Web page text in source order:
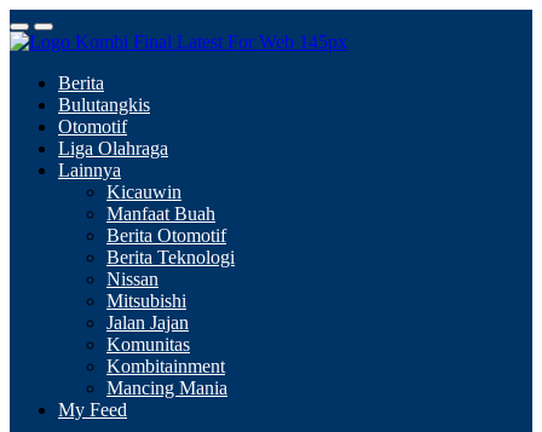
Berita
Bulutangkis
Otomotif
Liga Olahraga
Lainnya
Kicauwin
Manfaat Buah
Berita Otomotif
Berita Teknologi
Nissan
Mitsubishi
Jalan Jajan
Komunitas
Kombitainment
Mancing Mania
My Feed